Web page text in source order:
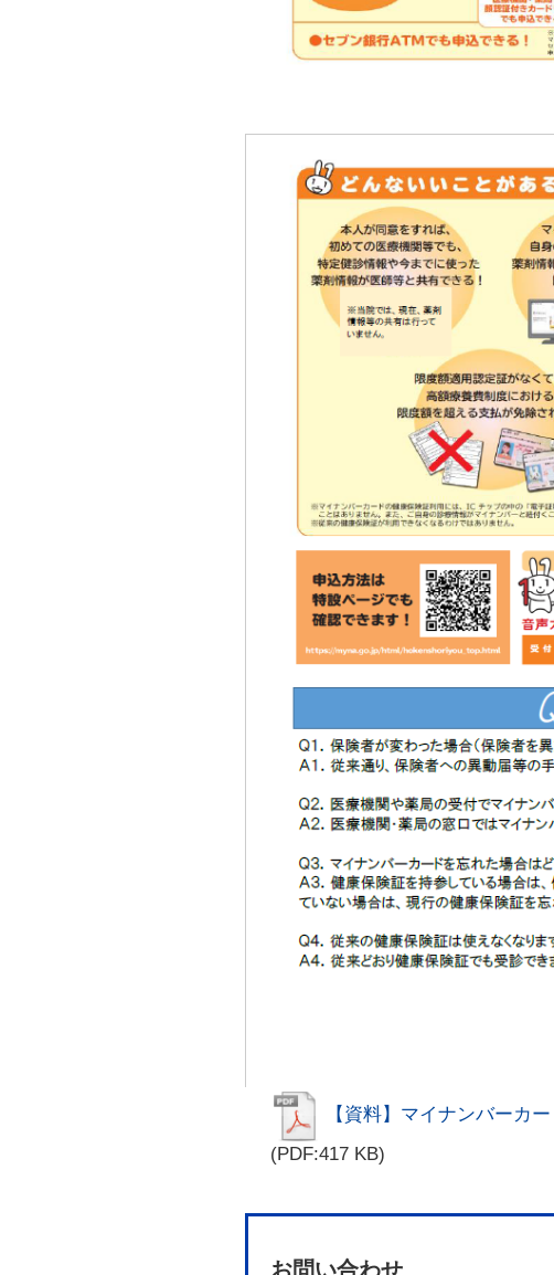
【資料】マイナンバーカ
(PDF:417 KB)
お問い合わせ